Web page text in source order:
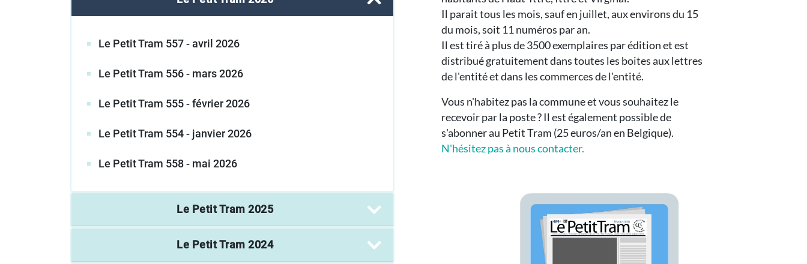
Le Petit Tram 557 - avril 2026
Le Petit Tram 556 - mars 2026
Le Petit Tram 555 - février 2026
Le Petit Tram 554 - janvier 2026
Le Petit Tram 558 - mai 2026
Le Petit Tram2025
Le Petit Tram2024
Il parait tous les mois, sauf en juillet, aux environs du 15
du mois, soit 11 numéros par an.
Il est tiré à plus de 3500 exemplaires par édition et est
distribué gratuitement dans toutes les boites aux lettres
de l'entité et dans les commerces de l'entité.
Vous n'habitez pas la commune et vous souhaitez le
recevoir par la poste ? Il est également possible de
s'abonner au Petit Tram (25 euros/an en Belgique).
N'hésitez pas à nous contacter.